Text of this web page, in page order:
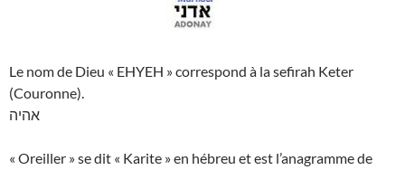
Le nom de Dieu « EHYEH » correspond à la sefirah Keter
(Couronne).
אהיה
« Oreiller » se dit « Karite » en hébreu et est l’anagramme de